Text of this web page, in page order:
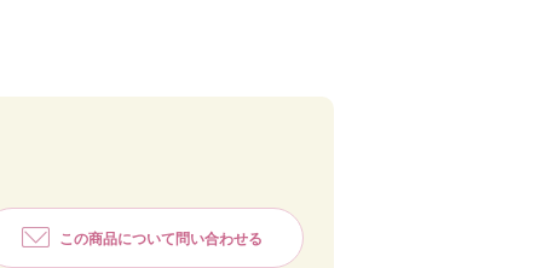
この商品について問い合わせる